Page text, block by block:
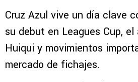
Cruz Azul vive un día clave
su debut en Leagues Cup,
Huiqui y movimientos
mercado de fichajes.